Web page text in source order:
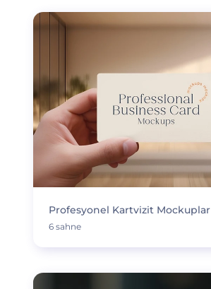
Profesyonel Kartvizit Mockuplar
6 sahne